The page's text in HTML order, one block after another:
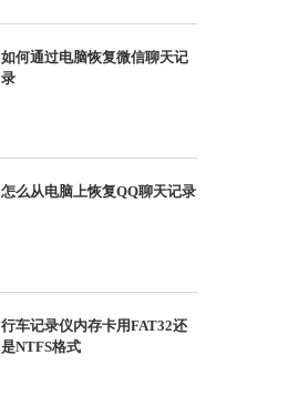
如何通过电脑恢复微信聊天记
录
怎么从电脑上恢复QQ聊天记录
行车记录仪内存卡用FAT32还
是NTFS格式